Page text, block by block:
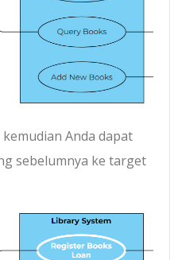
Anda dapat
sebelumnya ke target